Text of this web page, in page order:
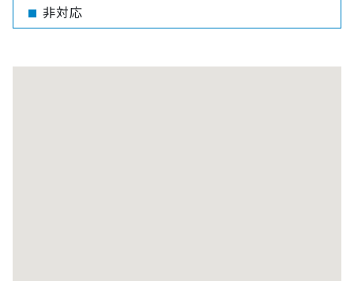
非対応